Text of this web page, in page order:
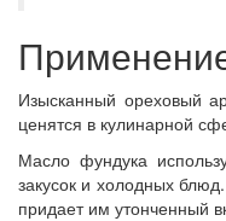
Изысканный ореховый
ценятся в кулинарной
Масло фундука
закусок и холодных
придает им утонченный